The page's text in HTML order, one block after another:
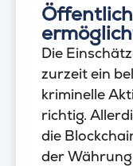
Die
zurzeit ein
kriminelle
richtig.
die
der